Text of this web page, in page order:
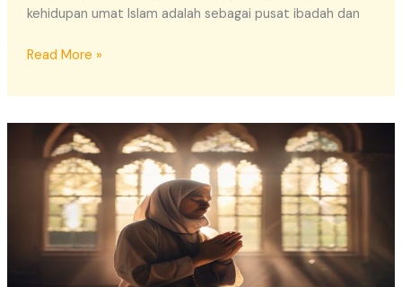
kehidupan umat Islam adalah sebagai pusat ibadah dan
Read More »
Mengapa
Hati
Merasa
Jauh
Saat